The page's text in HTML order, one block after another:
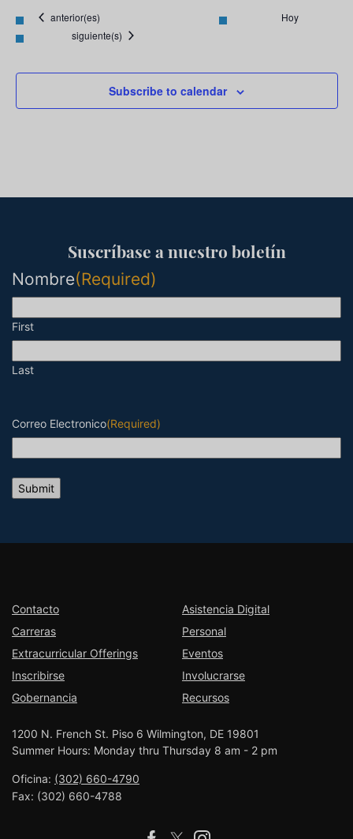
Eventos
anterior(es)
Hoy
Eventos
siguiente(s)
Subscribe to calendar
Contacto
Carreras
Extracurricular Offerings
Inscribirse
Gobernancia
Asistencia Digital
Personal
Eventos
Involucrarse
Recursos
1200 N. French St. Piso 6 Wilmington, DE 19801
Summer Hours: Monday thru Thursday 8 am - 2 pm
Oficina: (302) 660-4790
Fax: (302) 660-4788
Suscríbase a nuestro boletín
Nombre(Required)
First
Last
Correo Electronico(Required)